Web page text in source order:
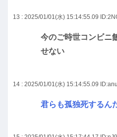
13 : 2025/01/01(水) 15:14:55.09
今のご時世コンビニ
せない
14 : 2025/01/01(水) 15:14:55.09
君らも孤独死するん